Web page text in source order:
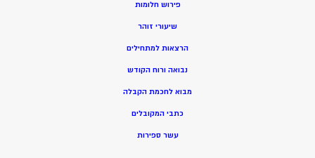
פירוש חלומות
שיעורי זוהר
הרצאות למתחילים
נבואה ורוח הקודש
מבוא לחכמת הקבלה
כתבי המקובלים
עשר ספירות